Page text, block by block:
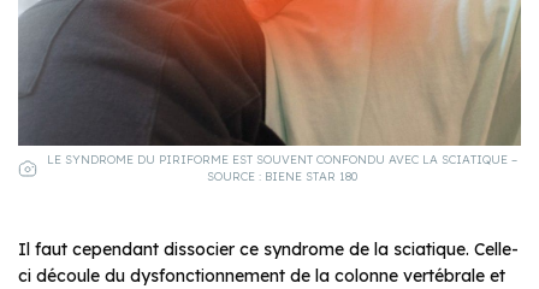
LE SYNDROME DU PIRIFORME EST SOUVENT CONFONDU AVEC LA SCIATIQUE –
SOURCE : BIENE STAR 180
Il faut cependant dissocier ce syndrome de la sciatique. Celle-
ci découle du dysfonctionnement de la colonne vertébrale et